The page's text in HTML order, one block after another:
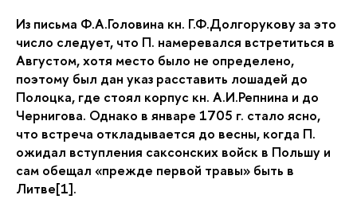
Из письма Ф.А.Головина кн. Г.Ф.Долгорукову за это
число следует, что П. намеревался встретиться в
Августом, хотя место было не определено,
поэтому был дан указ расставить лошадей до
Полоцка, где стоял корпус кн. А.И.Репнина и до
Чернигова. Однако в январе 1705 г. стало ясно,
что встреча откладывается до весны, когда П.
ожидал вступления саксонских войск в Польшу и
сам обещал «прежде первой травы» быть в
Литве[1].